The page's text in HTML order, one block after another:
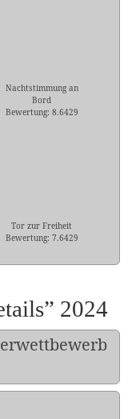
Nachtstimmung an
Bord
Bewertung: 8.6429
Tor zur Freiheit
Bewertung: 7.6429
2024